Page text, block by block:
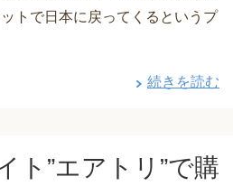
トで日本に戻ってくるというプ
続きを読む
ト”エアトリ”で購